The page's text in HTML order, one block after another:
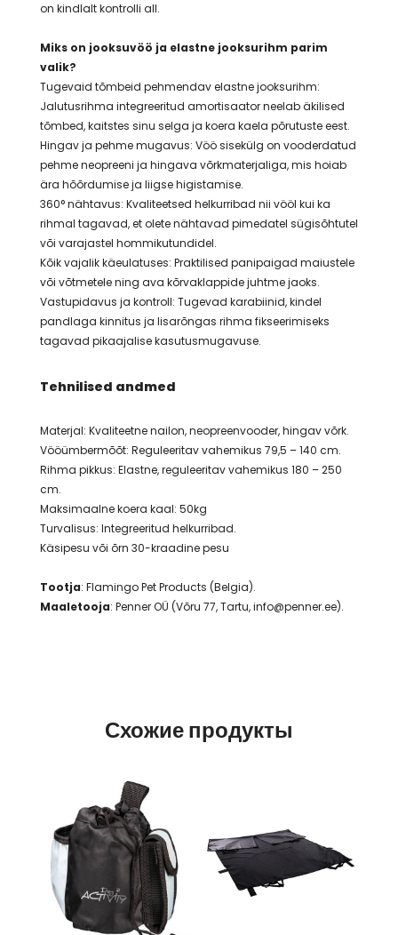
on kindlalt kontrolli all.
Miks on jooksuvöö ja elastne jooksurihm parim
valik?
Tugevaid tõmbeid pehmendav elastne jooksurihm:
Jalutusrihma integreeritud amortisaator neelab äkilised
tõmbed, kaitstes sinu selga ja koera kaela põrutuste eest.
Hingav ja pehme mugavus: Vöö sisekülg on vooderdatud
pehme neopreeni ja hingava võrkmaterjaliga, mis hoiab
ära hõõrdumise ja liigse higistamise.
360° nähtavus: Kvaliteetsed helkurribad nii vööl kui ka
rihmal tagavad, et olete nähtavad pimedatel sügisõhtutel
või varajastel hommikutundidel.
Kõik vajalik käeulatuses: Praktilised panipaigad maiustele
või võtmetele ning ava kõrvaklappide juhtme jaoks.
Vastupidavus ja kontroll: Tugevad karabiinid, kindel
pandlaga kinnitus ja lisarõngas rihma fikseerimiseks
tagavad pikaajalise kasutusmugavuse.
Tehnilised andmed
Materjal: Kvaliteetne nailon, neopreenvooder, hingav võrk.
Vööümbermõõt: Reguleeritav vahemikus 79,5 – 140 cm.
Rihma pikkus: Elastne, reguleeritav vahemikus 180 – 250
cm.
Maksimaalne koera kaal: 50kg
Turvalisus: Integreeritud helkurribad.
Käsipesu või õrn 30-kraadine pesu
Tootja: Flamingo Pet Products (Belgia).
Maaletooja: Penner OÜ (Võru 77, Tartu, info@penner.ee).
Схожие продукты